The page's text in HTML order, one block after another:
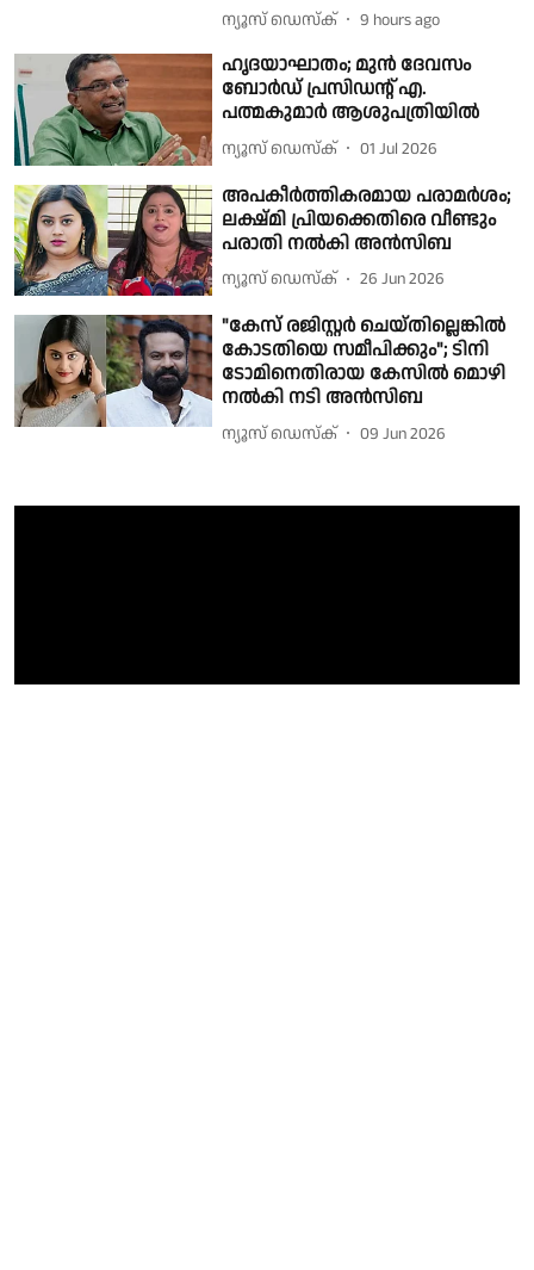
ന്യൂസ് ഡെസ്ക് 9 hours ago
ഹൃദയാഘാതം; മുൻ ദേവസം
ബോർഡ്‌ പ്രസിഡന്റ്‌ എ.
പത്മകുമാർ ആശുപത്രിയിൽ
ന്യൂസ് ഡെസ്ക് 01 Jul 2026
അപകീർത്തികരമായ പരാമർശം;
ലക്ഷ്മി പ്രിയക്കെതിരെ വീണ്ടും
പരാതി നൽകി അൻസിബ
ന്യൂസ് ഡെസ്ക് 26 Jun 2026
"കേസ് രജിസ്റ്റർ ചെയ്തില്ലെങ്കിൽ
കോടതിയെ സമീപിക്കും"; ടിനി
ടോമിനെതിരായ കേസിൽ മൊഴി
നൽകി നടി അൻസിബ
ന്യൂസ് ഡെസ്ക് 09 Jun 2026